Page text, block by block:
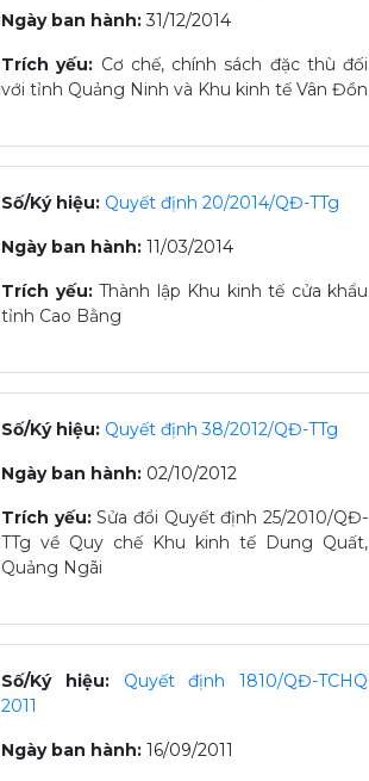
Ngày ban hành:31/12/2014
Trích yếu: Cơ chế, chính sách đặc thù đối
với tỉnh Quảng Ninh và Khu kinh tế Vân Đồn
Số/Ký hiệu: Quyết định 20/2014/QĐ-TTg
Ngày ban hành: 11/03/2014
Trích yếu: Thành lập Khu kinh tế cửa khẩu
tỉnh Cao Bằng
Số/Ký hiệu: Quyết định 38/2012/QĐ-TTg
Ngày ban hành: 02/10/2012
Trích yếu: Sửa đổi Quyết định 25/2010/QĐ-
TTg về Quy chế Khu kinh tế Dung Quất,
Quảng Ngãi
Số/Ký hiệu:
Quyết định 1810/QĐ-TCHQ
2011
Ngày ban hành: 16/09/2011